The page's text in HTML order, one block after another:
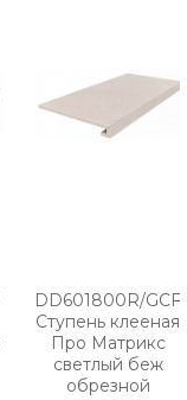
DD601800R/GCF
Ступень клееная
Про Матрикс
светлый беж
обрезной